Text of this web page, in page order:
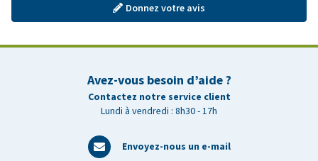
Donnez votre avis
Avez-vous besoin d’aide ?
Contactez notre service client
Lundi à vendredi : 8h30 - 17h
Envoyez-nous un e-mail